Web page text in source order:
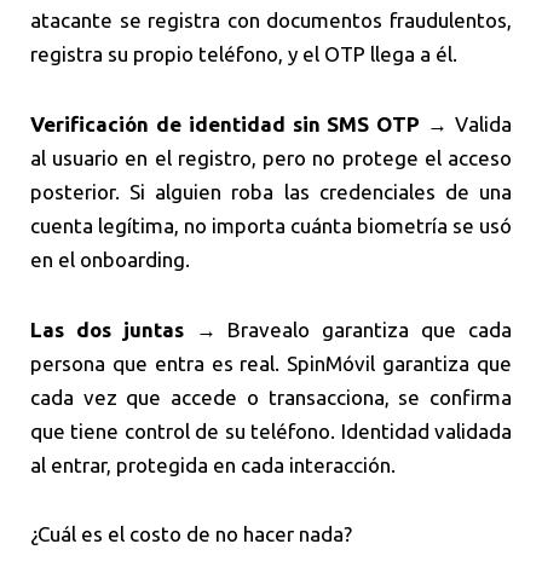
atacante se registra con documentos fraudulentos,
registra su propio teléfono, y el OTP llega a él.
Verificación de identidad sin SMS OTP → Valida
al usuario en el registro, pero no protege el acceso
posterior. Si alguien roba las credenciales de una
cuenta legítima, no importa cuánta biometría se usó
en el onboarding.
Las dos juntas→ Bravealo garantiza que cada
persona que entra es real. SpinMóvil garantiza que
cada vez que accede o transacciona, se confirma
que tiene control de su teléfono. Identidad validada
al entrar, protegida en cada interacción.
¿Cuál es el costo de no hacer nada?